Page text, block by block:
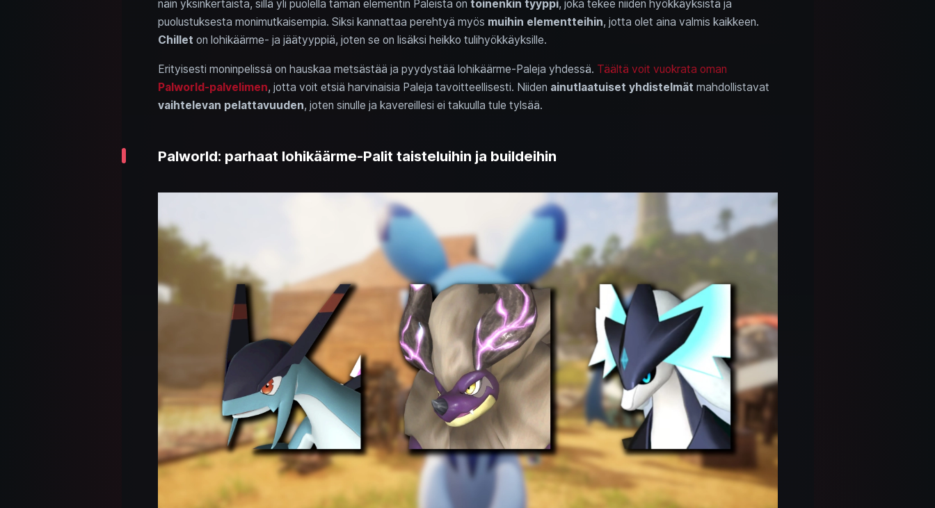
näin yksinkertaista, sillä yli puolella tämän elementin Paleista on toinenkin tyyppi, joka tekee niiden hyökkäyksistä ja
puolustuksesta monimutkaisempia. Siksi kannattaa perehtyä myös muihin elementteihin, jotta olet aina valmis kaikkeen.
Chillet on lohikäärme- ja jäätyyppiä, joten se on lisäksi heikko tulihyökkäyksille.
Erityisesti moninpelissä on hauskaa metsästää ja pyydystää lohikäärme-Paleja yhdessä. Täältä voit vuokrata oman
Palworld-palvelimen, jotta voit etsiä harvinaisia Paleja tavoitteellisesti. Niiden ainutlaatuiset yhdistelmät mahdollistavat
vaihtelevan pelattavuuden, joten sinulle ja kavereillesi ei takuulla tule tylsää.
Palworld: parhaat lohikäärme-Palit taisteluihin ja buildeihin